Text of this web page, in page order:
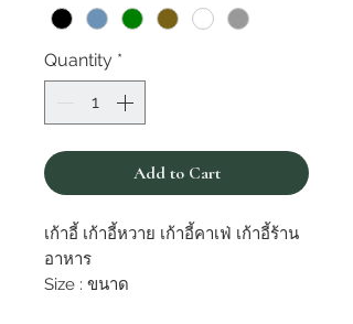
Quantity *
Add to Cart
เก้าอี้ เก้าอี้หวาย เก้าอี้คาเฟ่ เก้าอี้ร้าน
อาหาร
Size : ขนาด